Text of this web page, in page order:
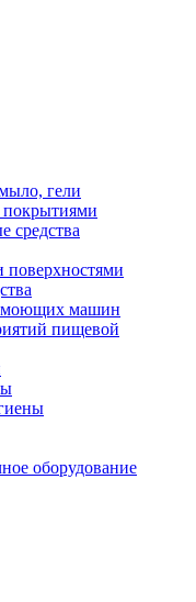
гели
покрытиями
средства
поверхностями
машин
пищевой
оборудование